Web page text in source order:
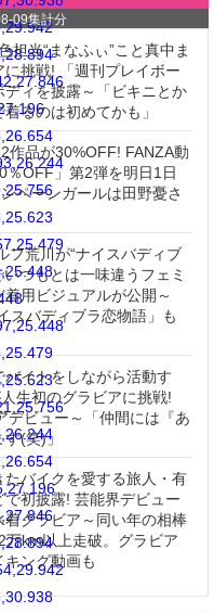
09集計分
担当“まなふぃ”こと真中ま
挑戦! 「週刊プレイボー
ィを披露～「ビキニとか
るのは初めてかも」
作品が30%OFF! FANZA動
％OFF」第2弾を明日1日
ペーンガールは田野憂さ
フ荒川が“ナイスバディブ
つもとは一味違うフェミ
用ビジュアルが公開～
スバディブラ恋物語」も
イトをしながら活動す
生初のグラビアに挑戦!
デビュー～「仲間には『あ
(笑)」
バイクを愛する旅人・有
初披露! 芸能界デビュー
グラビア～同い年の相棒
万km以上走破。グラビア
ング動画も